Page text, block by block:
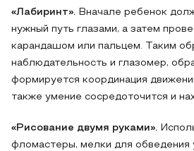
«Лабиринт». Вначале ребенок
нужный путь глазами, а затем
карандашом или пальцем. Таким
наблюдательность и глазомер,
формируется координация
также умение сосредоточится и
«Рисование двумя руками».
фломастеры, мелки для обведения